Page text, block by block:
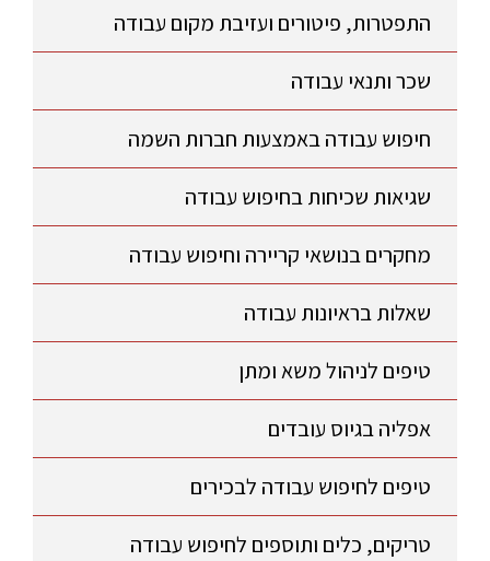
התפטרות, פיטורים ועזיבת מקום עבודה
שכר ותנאי עבודה
חיפוש עבודה באמצעות חברות השמה
שגיאות שכיחות בחיפוש עבודה
מחקרים בנושאי קריירה וחיפוש עבודה
שאלות בראיונות עבודה
טיפים לניהול משא ומתן
אפליה בגיוס עובדים
טיפים לחיפוש עבודה לבכירים
טריקים, כלים ותוספים לחיפוש עבודה